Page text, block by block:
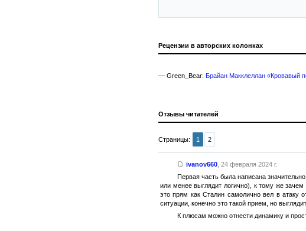
Рецензии в авторских колонках
— Green_Bear: Брайан Макклеллан «Кровавый
Отзывы читателей
Страницы: 1 2
ivanov660, 24 февраля 2024 г.
Первая часть была написана
или менее выглядит логично), к тому же
это прям как Сталин самолично вел в атаку
ситуации, конечно это такой прием, но
К плюсам можно отнести динамику и